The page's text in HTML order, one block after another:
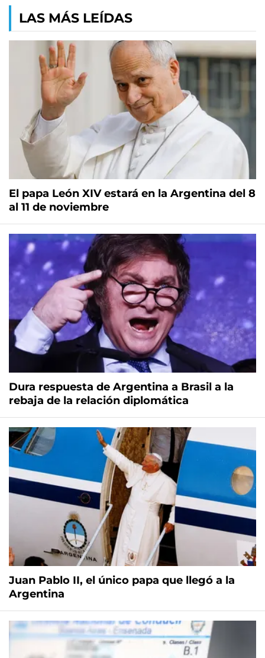
LAS MÁS LEÍDAS
El papa León XIV estará en la Argentina del 8
al 11 de noviembre
Dura respuesta de Argentina a Brasil a la
rebaja de la relación diplomática
Juan Pablo II, el único papa que llegó a la
Argentina